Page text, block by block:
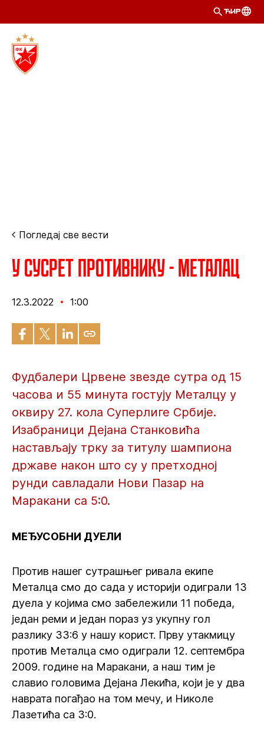
ЋИР
Погледај све вести
У сусрет противнику - Металац
12.3.2022 1:00
Фудбалери Црвене звезде сутра од 15
часова и 55 минута гостују Металцу у
оквиру 27. кола Суперлиге Србије.
Изабраници Дејана Станковића
настављају трку за титулу шампиона
државе након што су у претходној
рунди савладали Нови Пазар на
Маракани са 5:0.
МЕЂУСОБНИ ДУЕЛИ
Против нашег сутрашњег ривала екипе
Металца смо до сада у историји одиграли 13
дуела у којима смо забележили 11 победа,
један реми и један пораз уз укупну гол
разлику 33:6 у нашу корист. Прву утакмицу
против Металца смо одиграли 12. септембра
2009. године на Маракани, а наш тим је
славио головима Дејана Лекића, који је у два
наврата погађао на том мечу, и Николе
Лазетића са 3:0.